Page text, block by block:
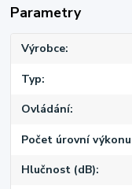
Parametry
Výrobce
Typ
Ovládání
Počet úrovní výkonu
Hlučnost (dB)